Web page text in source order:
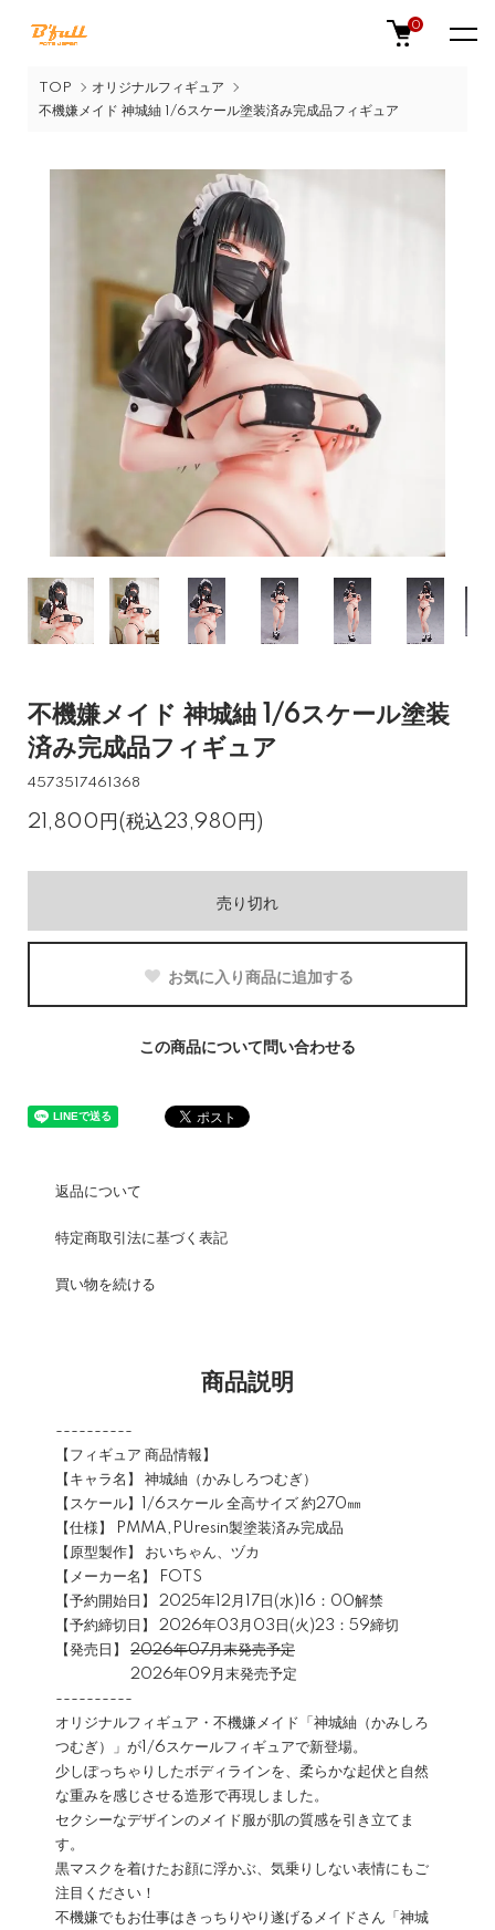
0
TOP
オリジナルフィギュア
不機嫌メイド 神城紬 1/6スケール塗装済み完成品フィギュア
不機嫌メイド 神城紬 1/6スケール塗装
済み完成品フィギュア
4573517461368
21,800円(税込23,980円)
売り切れ
お気に入り商品に追加する
この商品について問い合わせる
返品について
特定商取引法に基づく表記
買い物を続ける
商品説明
----------
【フィギュア 商品情報】
【キャラ名】 神城紬（かみしろつむぎ）
【スケール】1/6スケール 全高サイズ 約270㎜
【仕様】 PMMA,PUresin製塗装済み完成品
【原型製作】 おいちゃん、ヅカ
【メーカー名】 FOTS
【予約開始日】 2025年12月17日(水)16：00解禁
【予約締切日】 2026年03月03日(火)23：59締切
【発売日】 2026年07月末発売予定
2026年09月末発売予定
----------
オリジナルフィギュア・不機嫌メイド「神城紬（かみしろ
つむぎ）」が1/6スケールフィギュアで新登場。
少しぽっちゃりしたボディラインを、柔らかな起伏と自然
な重みを感じさせる造形で再現しました。
セクシーなデザインのメイド服が肌の質感を引き立てま
す。
黒マスクを着けたお顔に浮かぶ、気乗りしない表情にもご
注目ください！
不機嫌でもお仕事はきっちりやり遂げるメイドさん「神城